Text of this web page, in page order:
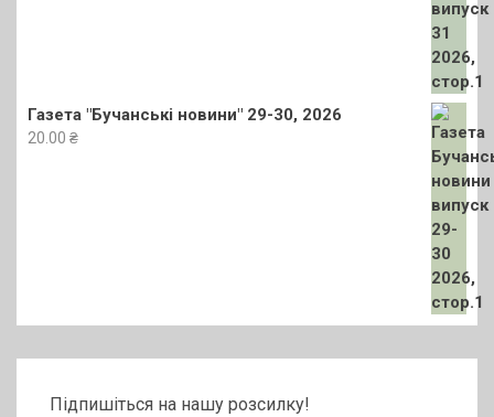
Газета "Бучанські новини" 29-30, 2026
20.00 ₴
Підпишіться на нашу розсилку!